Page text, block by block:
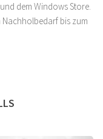
dem Windows Store.
bis zum